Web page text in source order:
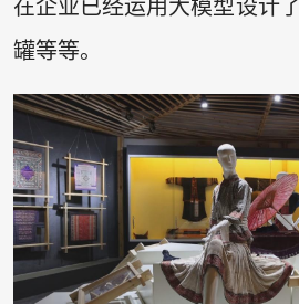
在企业已经运用大模型设计
罐等等。